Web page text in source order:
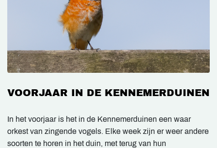
VOORJAAR IN DE KENNEMERDUINEN
In het voorjaar is het in de Kennemerduinen een waar
orkest van zingende vogels. Elke week zijn er weer andere
soorten te horen in het duin, met terug van hun